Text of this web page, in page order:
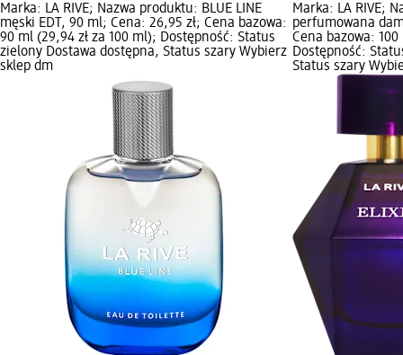
Marka: LA RIVE; Nazwa produktu: BLUE LINE
męski EDT, 90 ml; Cena: 26,95 zł; Cena bazowa:
90 ml (29,94 zł za 100 ml); Dostępność: Status
zielony Dostawa dostępna, Status szary Wybierz
sklep dm
Marka: LA RIVE;
perfumowana
Cena bazowa:
Dostępność:
Status szary